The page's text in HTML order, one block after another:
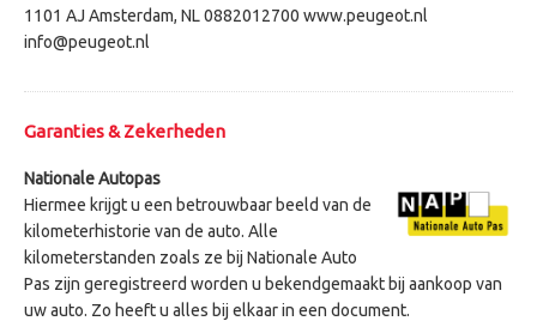
1101 AJ Amsterdam, NL 0882012700 www.peugeot.nl
info@peugeot.nl
Garanties & Zekerheden
Nationale Autopas
Hiermee krijgt u een betrouwbaar beeld van de
kilometerhistorie van de auto. Alle
kilometerstanden zoals ze bij Nationale Auto
Pas zijn geregistreerd worden u bekendgemaakt bij aankoop van
uw auto. Zo heeft u alles bij elkaar in een document.